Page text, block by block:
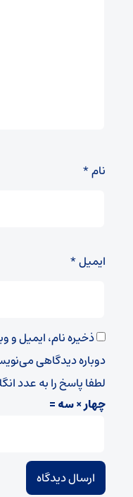
نام*
ایمیل*
ذخیره نام، ایمیل و
دوباره دیدگاهی
لطفا پاسخ را به عدد
چهار × سه =